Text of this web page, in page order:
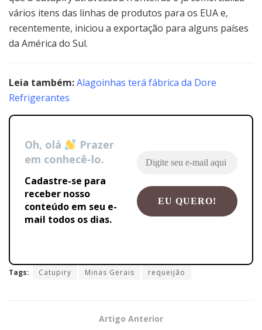
vários itens das linhas de produtos para os EUA e,
recentemente, iniciou a exportação para alguns países
da América do Sul.
Leia também:Alagoinhas terá fábrica da Dore
Refrigerantes
Oh, olá
Prazer
em conhecê-lo.
Cadastre-se para
receber nosso
conteúdo em seu e-
mail todos os dias.
Tags: Catupiry Minas Gerais requeijão
Artigo Anterior